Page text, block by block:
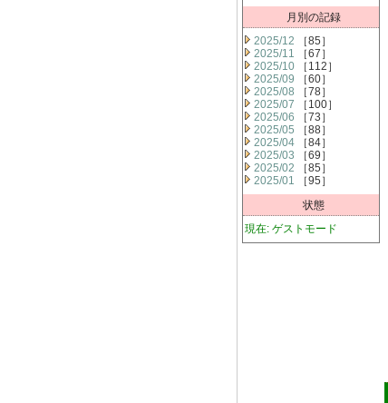
月別の記録
2025/12 ［85］
2025/11 ［67］
2025/10 ［112］
2025/09 ［60］
2025/08 ［78］
2025/07 ［100］
2025/06 ［73］
2025/05 ［88］
2025/04 ［84］
2025/03 ［69］
2025/02 ［85］
2025/01 ［95］
状態
現在: ゲストモード